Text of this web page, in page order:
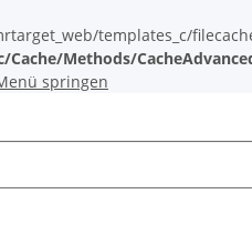
templates_c/
Methods/
springen